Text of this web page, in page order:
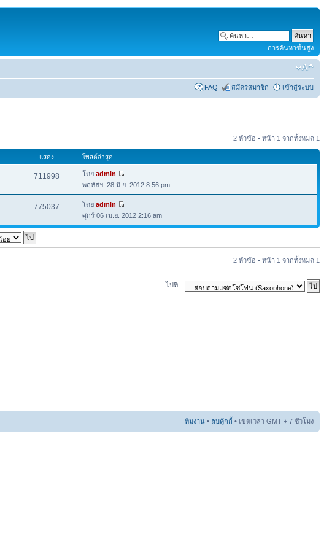
การค้นหาขั้นสูง
FAQ สมัครสมาชิก เข้าสู่ระบบ
2 หัวข้อ • หน้า 1 จากทั้งหมด 1
แสดง โพสต์ล่าสุด
711998 โดยadmin
พฤหัสฯ. 28 มิ.ย. 2012 8:56 pm
775037 โดยadmin
ศุกร์ 06 เม.ย. 2012 2:16 am
2 หัวข้อ • หน้า 1 จากทั้งหมด 1
ไปที่:
ทีมงาน • ลบคุ้กกี้ • เขตเวลา GMT + 7 ชั่วโมง